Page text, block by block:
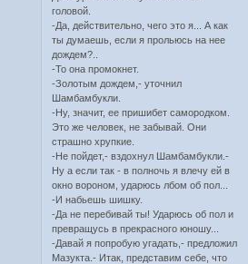
головой.
-Да, действительно, чего это я... А как
ты думаешь, если я прольюсь на нее
дождем?..
-То она промокнет.
-Золотым дождем,- уточнил
Шамбамбукли.
-Ну, значит, ее пришибет самородком.
Это же человек, не забывай. Они
страшно хрупкие.
-Не пойдет,- вздохнул Шамбамбукли.-
Ну а если так - в полночь я влечу ей в
окно вороном, ударюсь лбом об пол...
-И набьешь шишку.
-Да не перебивай ты! Ударюсь об пол и
превращусь в прекрасного юношу...
-Давай я попробую угадать,- предложил
Мазукта.- Итак, представим себе, что